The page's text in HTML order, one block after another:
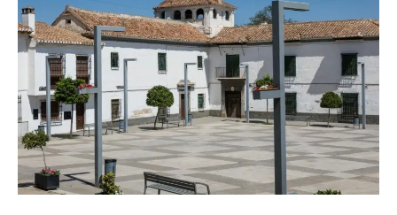
acoge
‘Europa
está
aquí’,
con
actividades
sobre
proyectos
del